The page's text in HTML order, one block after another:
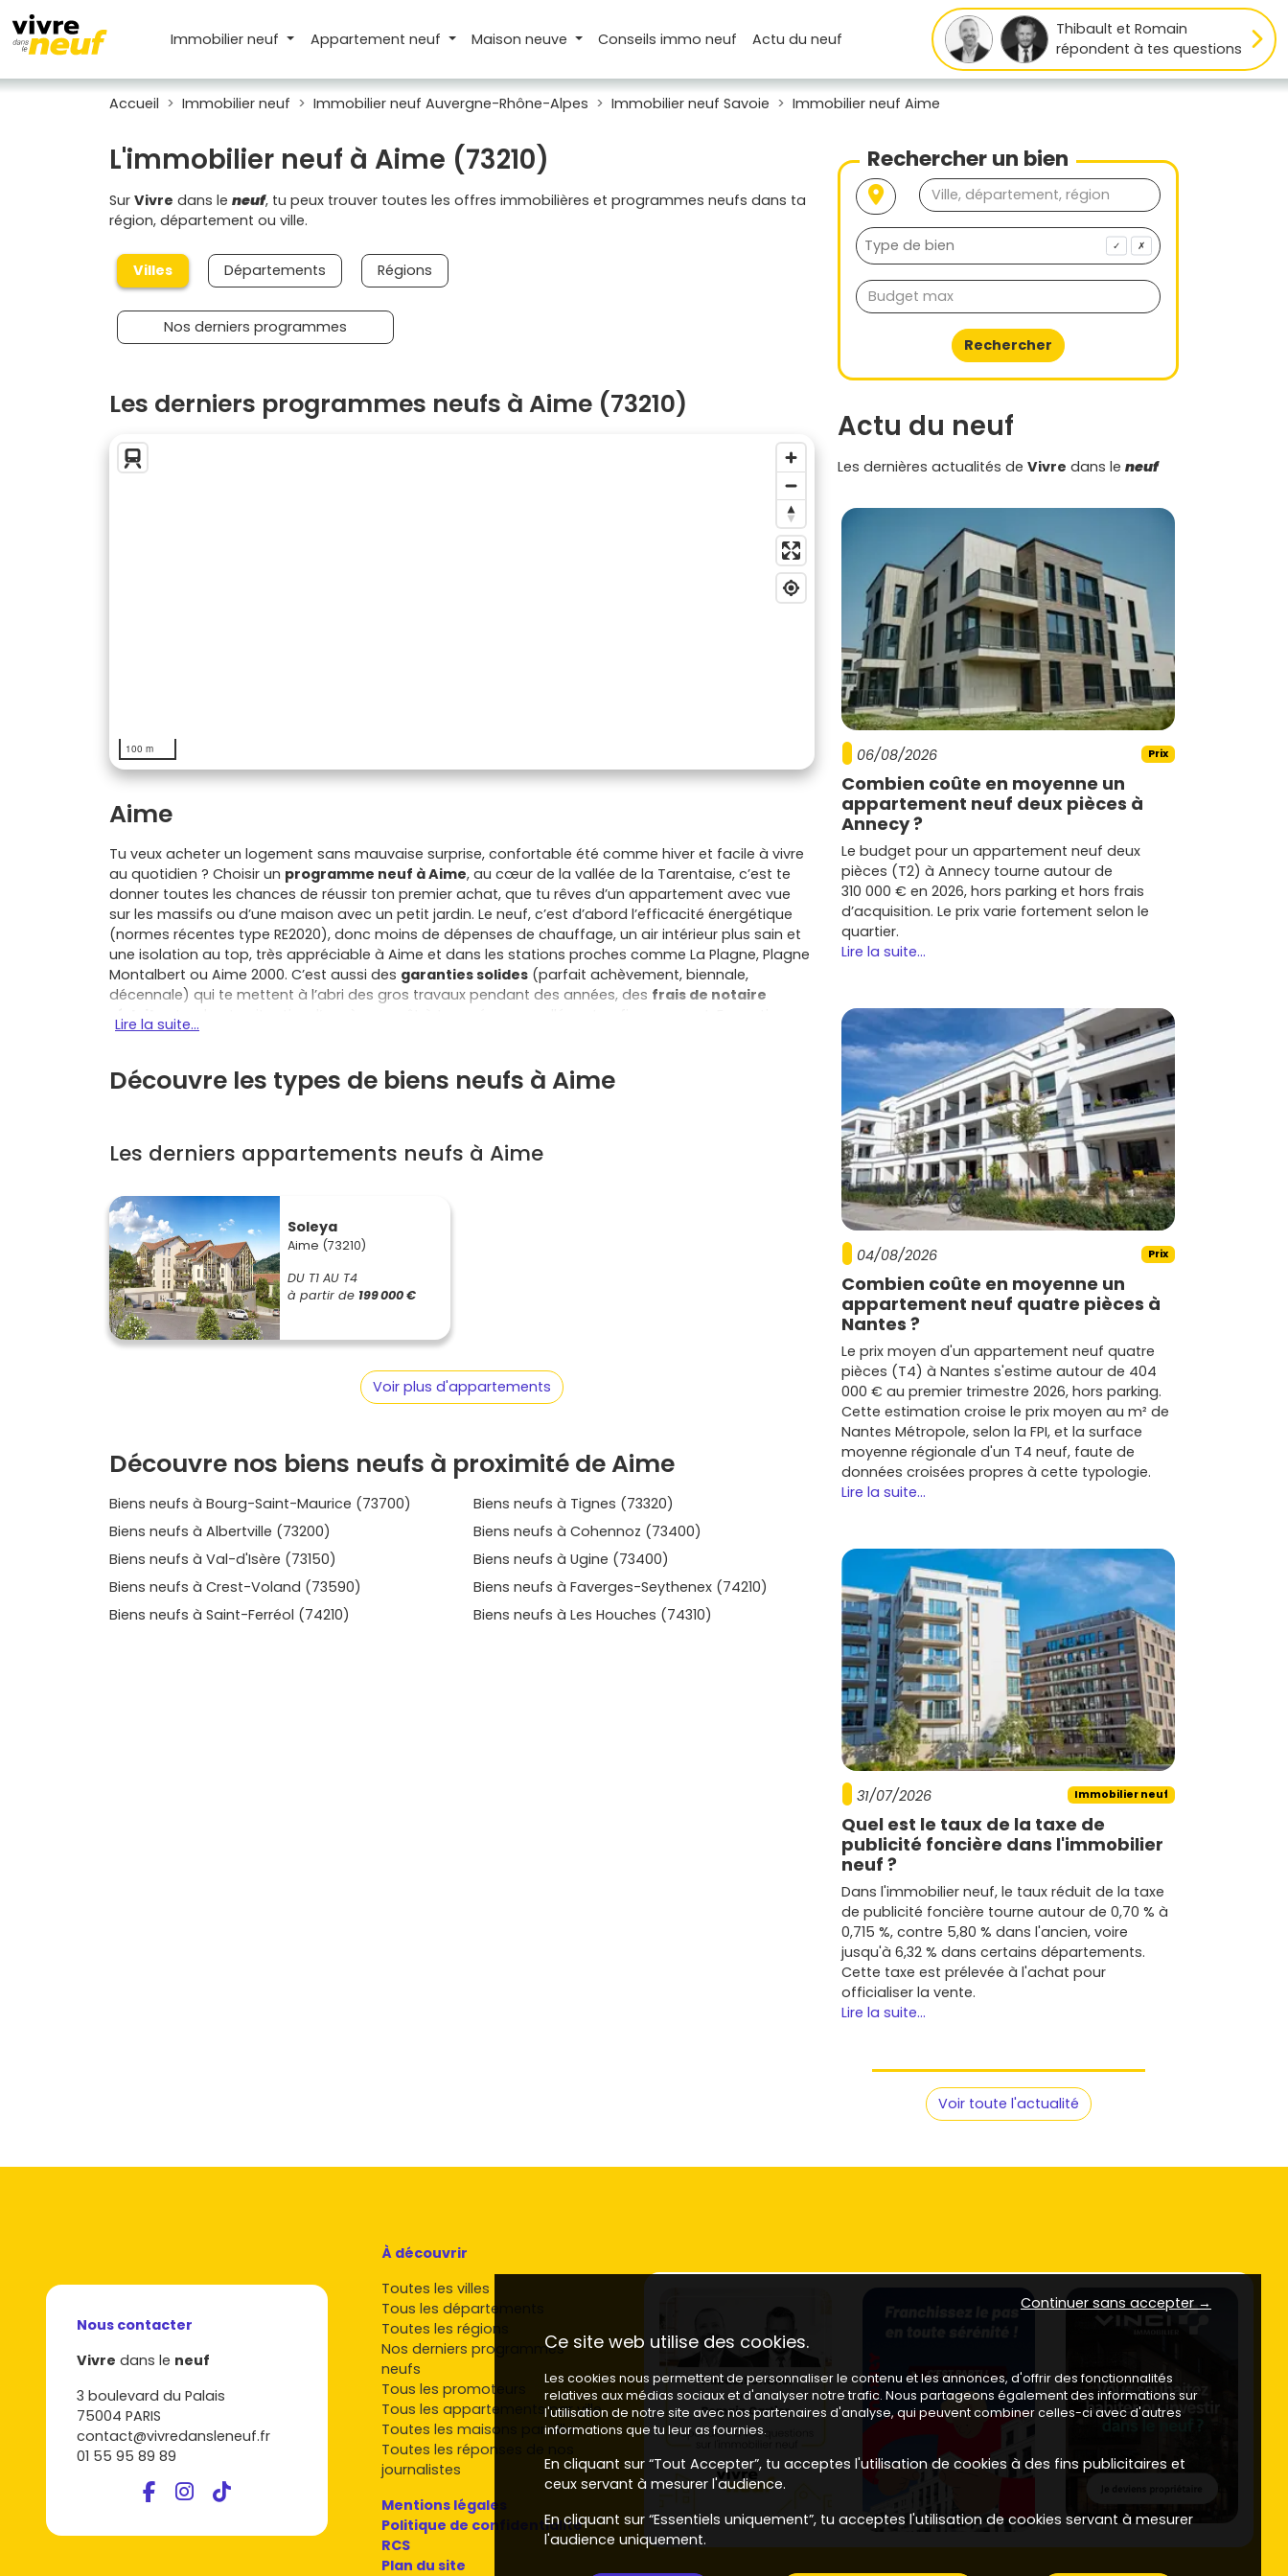
Immobilier neuf Appartement neuf Maison neuve Conseilsimmo neuf Actudu neuf
Thibault et Romain
répondent à tes questions
Accueil Immobilier neuf Immobilier neuf Auvergne-Rhône-Alpes Immobilier neuf Savoie Immobilier neuf Aime
L'immobilier neuf à Aime (73210)
Sur Vivre dans le neuf, tu peux trouver toutes les offres immobilières et programmes neufs dans ta
région, département ou ville.
Villes Départements Régions
Nos derniers programmes
Les derniers programmes neufs à Aime (73210)
100 m
Aime
Tu veux acheter un logement sans mauvaise surprise, confortable été comme hiver et facile à vivre
au quotidien ? Choisir un programme neuf à Aime, au cœur de la vallée de la Tarentaise, c’est te
donner toutes les chances de réussir ton premier achat, que tu rêves d’un appartement avec vue
sur les massifs ou d’une maison avec un petit jardin. Le neuf, c’est d’abord l’efficacité énergétique
(normes récentes type RE2020), donc moins de dépenses de chauffage, un air intérieur plus sain et
une isolation au top, très appréciable à Aime et dans les stations proches comme La Plagne, Plagne
Montalbert ou Aime 2000. C’est aussi des garanties solides (parfait achèvement, biennale,
décennale) qui te mettent à l’abri des gros travaux pendant des années, des frais de notaire
réduits
et, selon ta situation, l’accès au prêt à taux zéro pour alléger ton financement. En pratique,
tu emménages dans un habitat prêt à vivre, avec ascenseur, parking, rangements optimisés, et
combine commerces, écoles, gare SNCF et accès rapide à la N90 ; tu profites aussi des atouts des
communes voisines à moins de 20 km comme Bourg-Saint-Maurice, Landry, Peisey-Nancroix, La
d’un centre animé, un programme neuf à Aime te laisse personnaliser ton intérieur (choix des
aussi à la revente ou à la location plus tard, la qualité de construction et la demande en vallée
comme en stations renforcent l’attrait du bien dans la durée, avec en bonus une gestion simplifiée
car tout est aux normes dès le départ. Bref, un programme neuf à Aime réunit sécurité, confort et
performance dans un environnement privilégié, que tu optes pour un appartement fonctionnel ou
une maison ouverte sur les sommets. Pour te projeter concrètement et comparer les surfaces,
plans, expositions et budgets, prends deux minutes pour parcourir les annonces disponibles sur Vivre
dans le neuf : tu y verras rapidement quelles résidences correspondent à ton mode de vie, et tu
pourras demander des infos ou une visite quand tu te sens prêt, sans pression mais avec toutes les
Lire la suite...
Découvre les types de biens neufs à Aime
Les derniers appartements neufs à Aime
Soleya
Aime (73210)
DU T1 AU T4
à partir de 199 000 €
Voir plus d'appartements
Découvre nos biens neufs à proximité de Aime
Biens neufs à Bourg-Saint-Maurice (73700)
Biens neufs à Tignes (73320)
Biens neufs à Albertville (73200)
Biens neufs à Cohennoz (73400)
Biens neufs à Val-d'Isère (73150)
Biens neufs à Ugine (73400)
Biens neufs à Crest-Voland (73590)
Biens neufs à Faverges-Seythenex (74210)
Biens neufs à Saint-Ferréol (74210)
Biens neufs à Les Houches (74310)
Rechercher un bien
✓ ✗
Rechercher
Actu du neuf
Les dernières actualités de Vivre dans le neuf
06/08/2026 Prix
Combien coûte en moyenne un
appartement neuf deux pièces à
Annecy ?
Le budget pour un appartement neuf deux
pièces (T2) à Annecy tourne autour de
310 000 € en 2026, hors parking et hors frais
d’acquisition. Le prix varie fortement selon le
quartier.
Lire la suite...
04/08/2026 Prix
Combien coûte en moyenne un
appartement neuf quatre pièces à
Nantes ?
Le prix moyen d'un appartement neuf quatre
pièces (T4) à Nantes s'estime autour de 404
000 € au premier trimestre 2026, hors parking.
Cette estimation croise le prix moyen au m² de
Nantes Métropole, selon la FPI, et la surface
moyenne régionale d'un T4 neuf, faute de
données croisées propres à cette typologie.
Lire la suite...
31/07/2026 Immobilier neuf
Quel est le taux de la taxe de
publicité foncière dans l'immobilier
neuf ?
Dans l'immobilier neuf, le taux réduit de la taxe
de publicité foncière tourne autour de 0,70 % à
0,715 %, contre 5,80 % dans l'ancien, voire
jusqu'à 6,32 % dans certains départements.
Cette taxe est prélevée à l'achat pour
officialiser la vente.
Lire la suite...
Voir toute l'actualité
Nous contacter
Vivre dans le neuf
3 boulevard du Palais
75004 PARIS
contact@vivredansleneuf.fr
01 55 95 89 89
À découvrir
Toutes les villes
Tous les départements
Toutes les régions
Nos derniers programmes
neufs
Tous les promoteurs
Tous les appartements par ville
Toutes les maisons par ville
Toutes les réponses de nos
journalistes
Mentions légales
Politique de confidentialité
RCS
Plan du site
Continuer sans accepter →
Ce site web utilise des cookies.
Les cookies nous permettent de personnaliser le contenu et les annonces, d'offrir des fonctionnalités
relatives aux médias sociaux et d'analyser notre trafic. Nous partageons également des informations sur
l'utilisation de notre site avec nos partenaires d'analyse, qui peuvent combiner celles-ci avec d'autres
informations que tu leur as fournies.
En cliquant sur “Tout Accepter”, tu acceptes l'utilisation de cookies à des fins publicitaires et
ceux servant à mesurer l'audience.
En cliquant sur “Essentiels uniquement”, tu acceptes l'utilisation de cookies servant à mesurer
l'audience uniquement.